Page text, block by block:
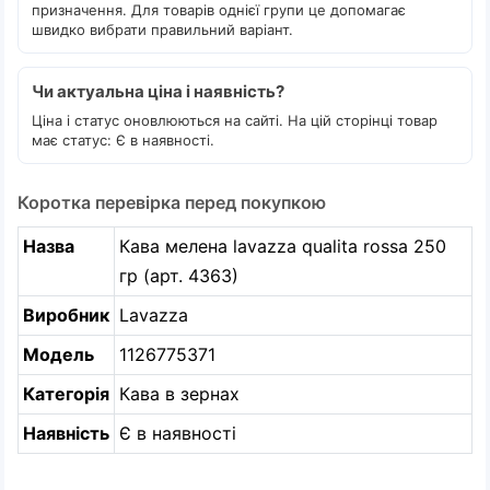
призначення. Для товарів однієї групи це допомагає
швидко вибрати правильний варіант.
Чи актуальна ціна і наявність?
Ціна і статус оновлюються на сайті. На цій сторінці товар
має статус: Є в наявності.
Коротка перевірка перед покупкою
Назва
Кава мелена lavazza qualita rossa 250
гр (арт. 4363)
Виробник Lavazza
Модель
1126775371
Категорія Кава в зернах
Наявність Є в наявності